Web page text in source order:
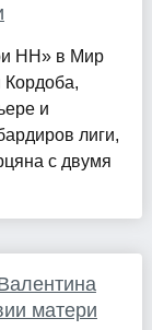
НН» в Мир
и
лиги,
с двумя
матери